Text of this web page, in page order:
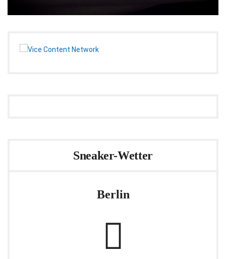
Sneaker-Wetter
Berlin